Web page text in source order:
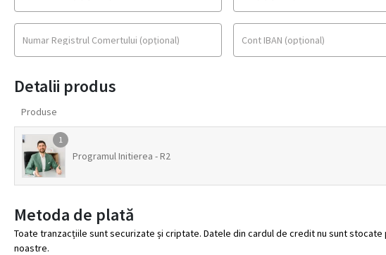
Numar Registrul Comertului (opțional) Cont IBAN (opțional)
Detalii produs
Produse
1
Programul Initierea - R2
Metoda de plată
Toate tranzacțiile sunt securizate și criptate. Datele din cardul de credit nu sunt
noastre.